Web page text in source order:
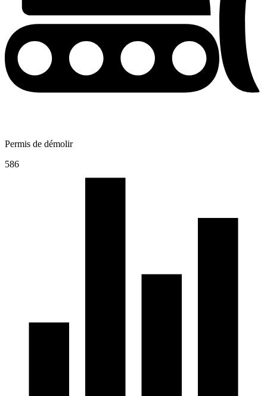
Permis de démolir
586